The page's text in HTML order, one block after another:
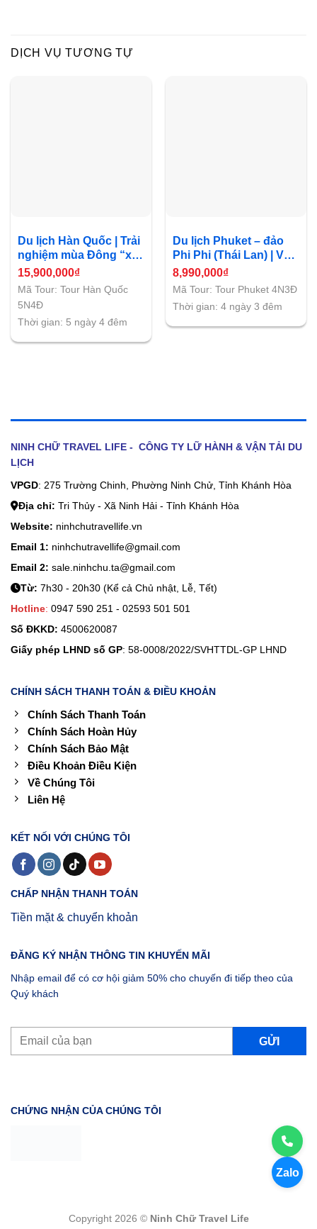
Zalo
DỊCH VỤ TƯƠNG TỰ
Du lịch Hàn Quốc | Trải
nghiệm mùa Đông “xứ
sở Kim Chi”
15,900,000₫
Mã Tour: Tour Hàn Quốc
5N4Đ
Thời gian: 5 ngày 4 đêm
Du lịch Phuket – đảo
Phi Phi (Thái Lan) | Vẻ
đẹp điển thiên đường
8,990,000₫
Mã Tour: Tour Phuket 4N3Đ
Thời gian: 4 ngày 3 đêm
NINH CHỮ TRAVEL LIFE - CÔNG TY LỮ HÀNH & VẬN TẢI DU
LỊCH
VPGD: 275 Trường Chinh, Phường Ninh Chử, Tỉnh Khánh Hòa
Địa chỉ: Tri Thủy - Xã Ninh Hải - Tỉnh Khánh Hòa
Website: ninhchutravellife.vn
Email 1: ninhchutravellife@gmail.com
Email 2: sale.ninhchu.ta@gmail.com
Từ: 7h30 - 20h30 (Kể cả Chủ nhật, Lễ, Tết)
Hotline: 0947 590 251 - 02593 501 501
Số ĐKKD: 4500620087
Giấy phép LHND số GP: 58-0008/2022/SVHTTDL-GP LHND
CHÍNH SÁCH THANH TOÁN & ĐIỀU KHOẢN
Chính Sách Thanh Toán
Chính Sách Hoàn Hủy
Chính Sách Bảo Mật
Điều Khoản Điều Kiện
Về Chúng Tôi
Liên Hệ
KẾT NỐI VỚI CHÚNG TÔI
CHẤP NHẬN THANH TOÁN
Tiền mặt & chuyển khoản
ĐĂNG KÝ NHẬN THÔNG TIN KHUYẾN MÃI
Nhập email để có cơ hội giảm 50% cho chuyến đi tiếp theo của
Quý khách
CHỨNG NHẬN CỦA CHÚNG TÔI
Copyright 2026 © Ninh Chữ Travel Life